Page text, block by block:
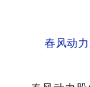
春风动